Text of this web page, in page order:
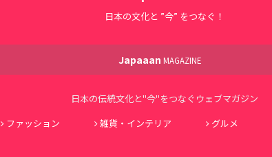
日本の文化と ”今” をつなぐ！
Japaaan MAGAZINE
日本の伝統文化と"今"をつなぐウェブマガジン
ファッション 雑貨・インテリア グルメ